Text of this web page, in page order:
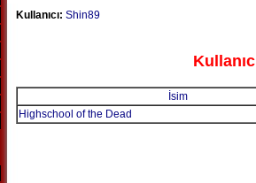
Kullanıcı: Shin89
İsim
Highschool of the Dead